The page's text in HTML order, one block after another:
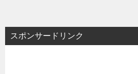
スポンサードリンク